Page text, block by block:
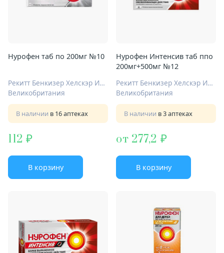
Нурофен таб по 200мг №10
Рекитт Бенкизер Хелскэр Интернешнл Лтд
Великобритания
В наличии в 16 аптеках
112
В корзину
Нурофен Интенсив таб ппо
200мг+500мг №12
Рекитт Бенкизер Хелскэр Интернешнл Лтд
Великобритания
В наличии в 3 аптеках
от 277,2
В корзину